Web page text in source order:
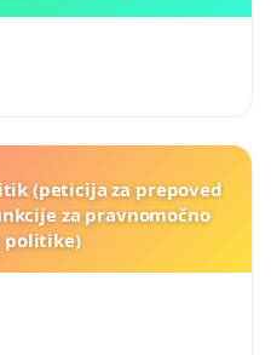
(peticija za prepoved
za pravnomočno
politike)